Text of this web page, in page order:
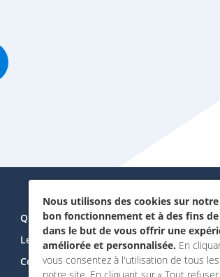
Qui sommes-nous ?
Le projet
Contactez-nous
Données
cookies
Accessibilité
conforme
Nous utilisons des cookies sur
bon fonctionnement et à des fins
dans le but de vous offrir une
améliorée et personnalisée. En
vous consentez à l'utilisation de tous